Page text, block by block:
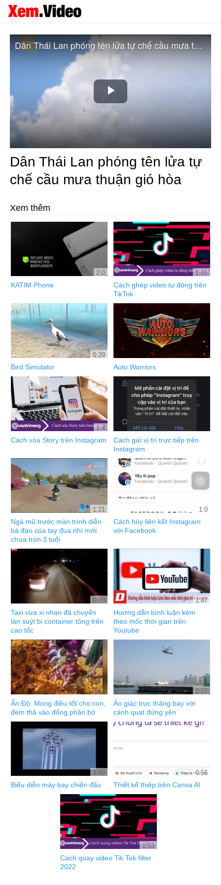
Play
Video
Dân Thái Lan phóng tên lửa tự chế cầu mưa thuận gió hòa
Dân Thái Lan phóng tên lửa tự
chế cầu mưa thuận gió hòa
Xem thêm
2:0
KATIM Phone
1:31
Cách ghép video tự động trên
TikTok
0:29
Bird Simulator Auto Warriors
1:4
Cách xóa Story trên Instagram
Cách gửi vị trí trực tiếp trên
Instagram
1:21
Ngả mũ trước màn trình diễn
bá đạo của tay đua nhí mới
chưa tròn 3 tuổi
1:0
Cách hủy liên kết Instagram
với Facebook
0:30
Taxi vừa xi nhan đã chuyển
làn suýt bị container tông trên
cao tốc
1:47
Hướng dẫn bình luận kèm
theo mốc thời gian trên
Youtube
Ấn Độ: Mong điều tốt cho con,
đem thả vào đống phân bò
0:27
Ảo giác trực thăng bay với
cánh quạt đứng yên
3:40
Biểu diễn máy bay chiến đấu
0:56
Thiết kế thiệp trên Canva AI
1:53
Cách quay video Tik Tok filter
2022